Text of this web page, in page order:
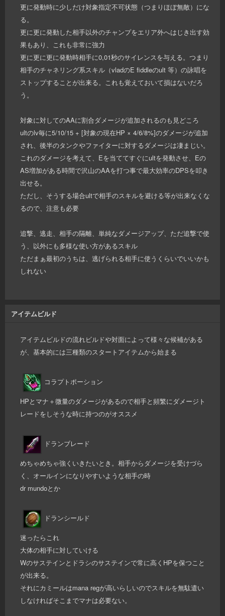
更に発動時に少しだけ対象指定不可状態（つまりほぼ無敵）にな
る。
更に更に発動した相手以外のチャンプをエリア外へはじき出す効
果もあり、これも非常に強力
更に更に更に発動時相手に0,01秒のサイレンスを与える。つまり
相手のチャネリング系スキル（vladのE fiddleのult 等）の詠唱を
ストップすることが出来る。これも覚えておいて損はないだろ
う。
対象に対してのAAに割合ダメージが追加されるのも見どころ
ultのlv毎に5/10/15 + [対象の現在HP × 4/6/8%]のダメージが追加
され、後半のタンクやファイターに対するダメージは凄まじい。
これのダメージを考えて、Eを当ててすぐにultを発動させ、Eの
AS増加がある時間で沢山のAAを打つ事で最大効率のDPSを叩き
出せる。
ただし、そうする場合ultで相手のスキルを避ける等が出来なくな
るので、注意も必要
追撃、逃走、相手の隔離、単純なダメージアップ、ただ追撃で使
う、以外にも多様な使い方があるスキル
ただまぁ最初のうちは、逃げられる相手に使うくらいでいいかも
しれない
アイテムビルド
アイテムビルドの流れビルドや対面によって様々な候補がある
が、基本的には三種類のスタートアイテムから始まる
コラプトポーション
HPとマナ＋微量のダメージがあるので相手と頻繁にダメージト
レードをしそうな時に持つのがオススメ
ドランブレード
めちゃめちゃ強くいきたいとき。相手からダメージを受けづら
く、オールインになりやすいような相手の時
dr mundoとか
ドランシールド
迷ったらこれ
大体の相手に対していける
Wのサステインとドラシのサステインで常に高くHPを保つこと
が出来る。
それにカミールはmana regが高いらしいのでスキルを無駄遣い
しなければそこまでマナは必要ない。